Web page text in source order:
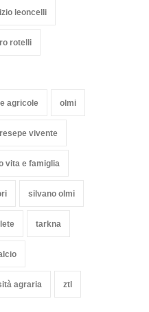
leoncelli
rotelli
agricole olmi
vivente
vita e famiglia
silvano olmi
tarkna
agraria ztl